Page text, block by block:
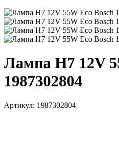
Лампа H7 12V
1987302804
Артикул: 1987302804